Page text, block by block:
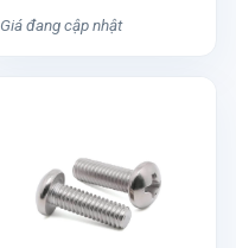
Giá đang cập nhật